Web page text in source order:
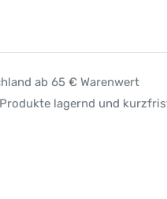
ab 65 € Warenwert
lagernd und